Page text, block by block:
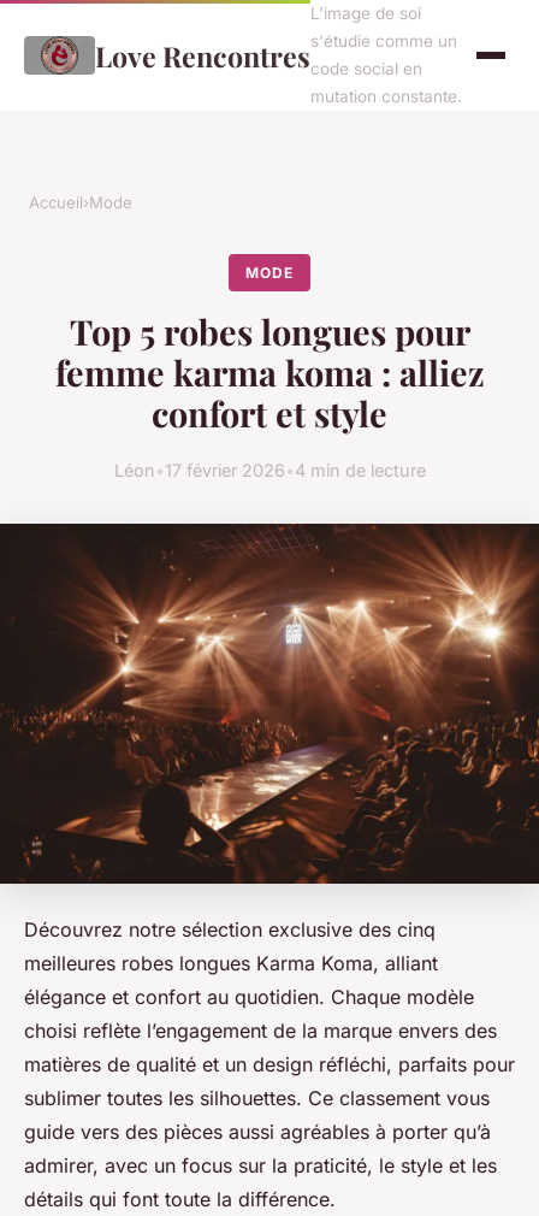
Love Rencontres
L'image de soi
s'étudie comme un
code social en
mutation constante.
Accueil›Mode
MODE
Top 5 robes longues pour
femme karma koma : alliez
confort et style
Léon•17 février 2026•4 min de lecture
Découvrez notre sélection exclusive des cinq
meilleures robes longues Karma Koma, alliant
élégance et confort au quotidien. Chaque modèle
choisi reflète l’engagement de la marque envers des
matières de qualité et un design réfléchi, parfaits pour
sublimer toutes les silhouettes. Ce classement vous
guide vers des pièces aussi agréables à porter qu’à
admirer, avec un focus sur la praticité, le style et les
détails qui font toute la différence.